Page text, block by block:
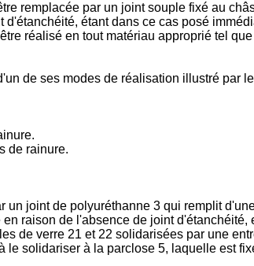
remplacée par un joint souple fixé au
étant dans ce cas posé
réalisé en tout matériau approprié tel
de ses modes de réalisation illustré par
de rainure.
joint de polyuréthanne 3 qui remplit
raison de l'absence de joint d'étanchéité,
de verre 21 et 22 solidarisées par une
solidariser à la parclose 5, laquelle est